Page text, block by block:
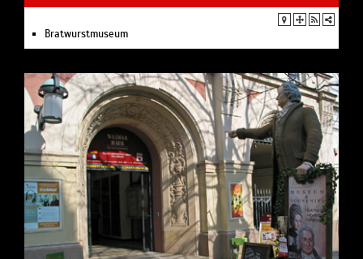
Bratwurstmuseum